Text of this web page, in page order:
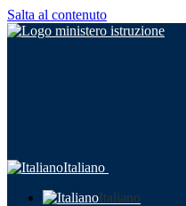
Salta al contenuto
Italiano
Italiano